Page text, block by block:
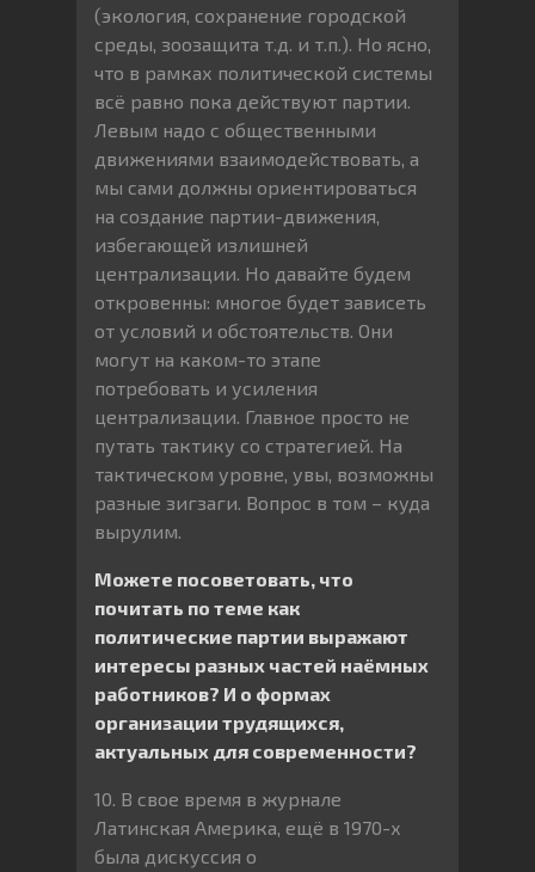
(экология, сохранение городской
среды, зоозащита т.д. и т.п.). Но ясно,
что в рамках политической системы
всё равно пока действуют партии.
Левым надо с общественными
движениями взаимодействовать, а
мы сами должны ориентироваться
на создание партии-движения,
избегающей излишней
централизации. Но давайте будем
откровенны: многое будет зависеть
от условий и обстоятельств. Они
могут на каком-то этапе
потребовать и усиления
централизации. Главное просто не
путать тактику со стратегией. На
тактическом уровне, увы, возможны
разные зигзаги. Вопрос в том – куда
вырулим.
Можете посоветовать, что
почитать по теме как
политические партии выражают
интересы разных частей наëмных
работников? И о формах
организации трудящихся,
актуальных для современности?
10. В свое время в журнале
Латинская Америка, ещё в 1970-х
была дискуссия о